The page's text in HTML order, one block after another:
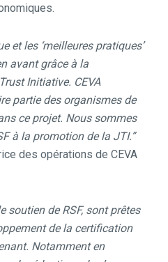
et les ‘meilleures pratiques’
avant grâce à la
Initiative. CEVA
partie des organismes de
ce projet. Nous sommes
à la promotion de la JTI.”
des opérations de CEVA
soutien de RSF, sont prêtes
de la certification
Notamment en